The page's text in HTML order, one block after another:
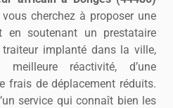
cherchez à proposer une
en soutenant un prestataire
implanté dans la ville,
meilleure réactivité, d’une
frais de déplacement réduits.
service qui connaît bien les